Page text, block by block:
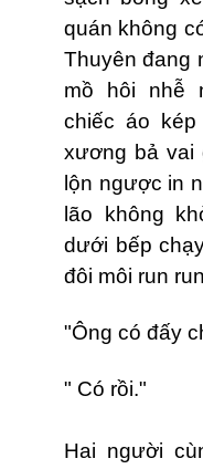
quán không
Thuyên đang
mồ hôi nhễ
chiếc áo
xương bả vai
lộn ngược in
lão không
dưới bếp
đôi môi run
"Ông có đấy
" Có rồi."
Hai người